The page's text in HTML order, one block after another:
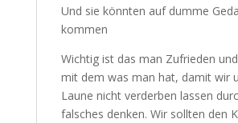
sie sind enttäuscht. Und sie
dumme Gedanken kommen
Wichtig ist das man Zufrieden
mit dem was man hat, damit wir
unsere Laune nicht verderben
eventuell falsches denken. Wir